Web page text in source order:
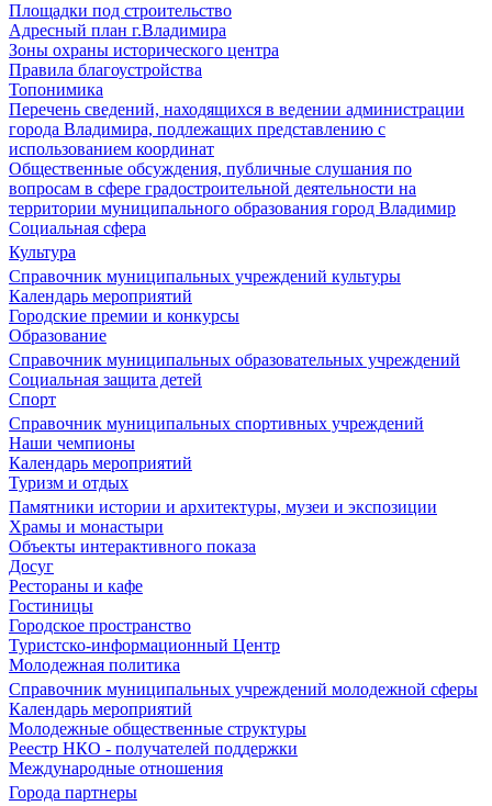
Площадки под строительство
Адресный план г.Владимира
Зоны охраны исторического центра
Правила благоустройства
Топонимика
Перечень сведений, находящихся в ведении администрации
города Владимира, подлежащих представлению с
использованием координат
Общественные обсуждения, публичные слушания по
вопросам в сфере градостроительной деятельности на
территории муниципального образования город Владимир
Социальная сфера
Культура
Справочник муниципальных учреждений культуры
Календарь мероприятий
Городские премии и конкурсы
Образование
Справочник муниципальных образовательных учреждений
Социальная защита детей
Спорт
Справочник муниципальных спортивных учреждений
Наши чемпионы
Календарь мероприятий
Туризм и отдых
Памятники истории и архитектуры, музеи и экспозиции
Храмы и монастыри
Объекты интерактивного показа
Досуг
Рестораны и кафе
Гостиницы
Городское пространство
Туристско-информационный Центр
Молодежная политика
Справочник муниципальных учреждений молодежной сферы
Календарь мероприятий
Молодежные общественные структуры
Реестр НКО - получателей поддержки
Международные отношения
Города партнеры